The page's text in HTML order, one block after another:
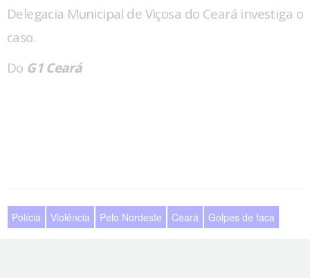
Delegacia Municipal de Viçosa do Ceará investiga o
caso.
Do G1 Ceará
Polícia Violência Pelo Nordeste Ceará Golpes de faca